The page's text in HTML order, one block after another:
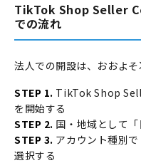
TikTok Shop Seller
での流れ
法人での開設は、おおよそ
STEP 1. TikTok Shop
を開始する
STEP 2. 国・地域として
STEP 3. アカウント種別
選択する